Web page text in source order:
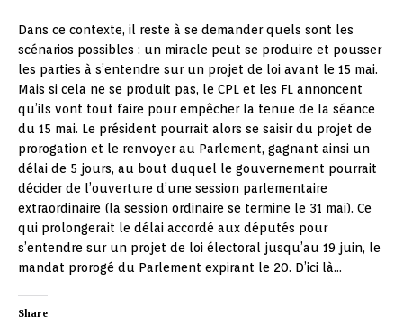
Dans ce contexte, il reste à se demander quels sont les
scénarios possibles : un miracle peut se produire et pousser
les parties à s’entendre sur un projet de loi avant le 15 mai.
Mais si cela ne se produit pas, le CPL et les FL annoncent
qu’ils vont tout faire pour empêcher la tenue de la séance
du 15 mai. Le président pourrait alors se saisir du projet de
prorogation et le renvoyer au Parlement, gagnant ainsi un
délai de 5 jours, au bout duquel le gouvernement pourrait
décider de l’ouverture d’une session parlementaire
extraordinaire (la session ordinaire se termine le 31 mai). Ce
qui prolongerait le délai accordé aux députés pour
s’entendre sur un projet de loi électoral jusqu’au 19 juin, le
mandat prorogé du Parlement expirant le 20. D’ici là…
Share